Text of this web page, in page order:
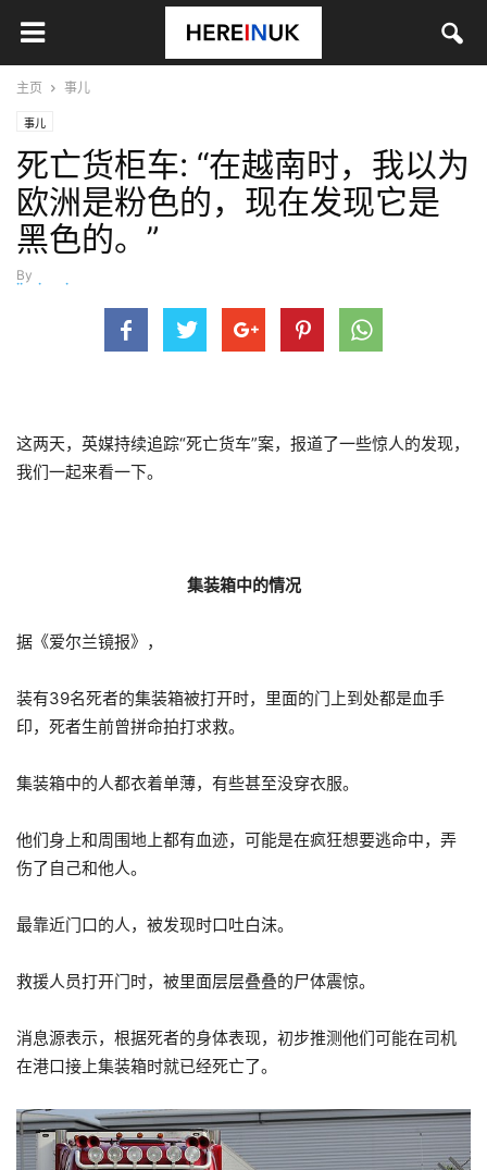
主页 事儿
事儿
死亡货柜车: “在越南时，我以为
欧洲是粉色的，现在发现它是
黑色的。”
By
jinyingying
这两天，英媒持续追踪“死亡货车”案，报道了一些惊人的发现，
我们一起来看一下。
集装箱中的情况
据《爱尔兰镜报》，
装有39名死者的集装箱被打开时，里面的门上到处都是血手
印，死者生前曾拼命拍打求救。
集装箱中的人都衣着单薄，有些甚至没穿衣服。
他们身上和周围地上都有血迹，可能是在疯狂想要逃命中，弄
伤了自己和他人。
最靠近门口的人，被发现时口吐白沫。
救援人员打开门时，被里面层层叠叠的尸体震惊。
消息源表示，根据死者的身体表现，初步推测他们可能在司机
在港口接上集装箱时就已经死亡了。